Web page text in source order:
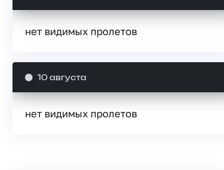
нет видимых пролетов
10 августа
нет видимых пролетов